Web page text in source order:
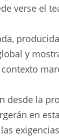
verse el
y
desde la
en